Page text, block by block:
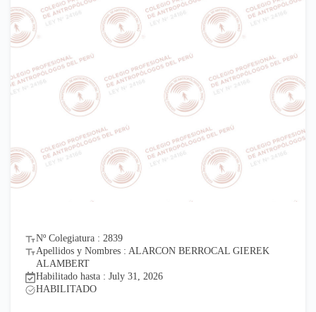
Nº Colegiatura : 2839
Apellidos y Nombres : ALARCON BERROCAL GIEREK
ALAMBERT
Habilitado hasta : July 31, 2026
HABILITADO